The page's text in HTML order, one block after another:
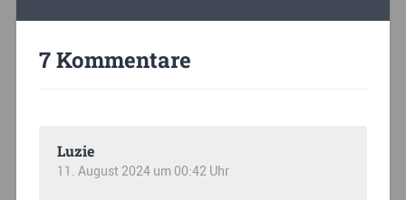
7 Kommentare
Luzie
11. August 2024 um 00:42 Uhr